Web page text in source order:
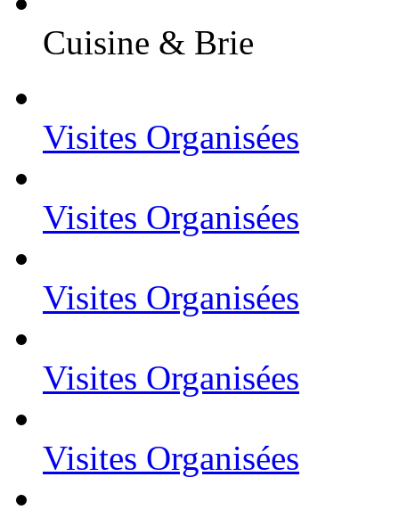
Cuisine & Brie
Visites Organisées
Visites Organisées
Visites Organisées
Visites Organisées
Visites Organisées